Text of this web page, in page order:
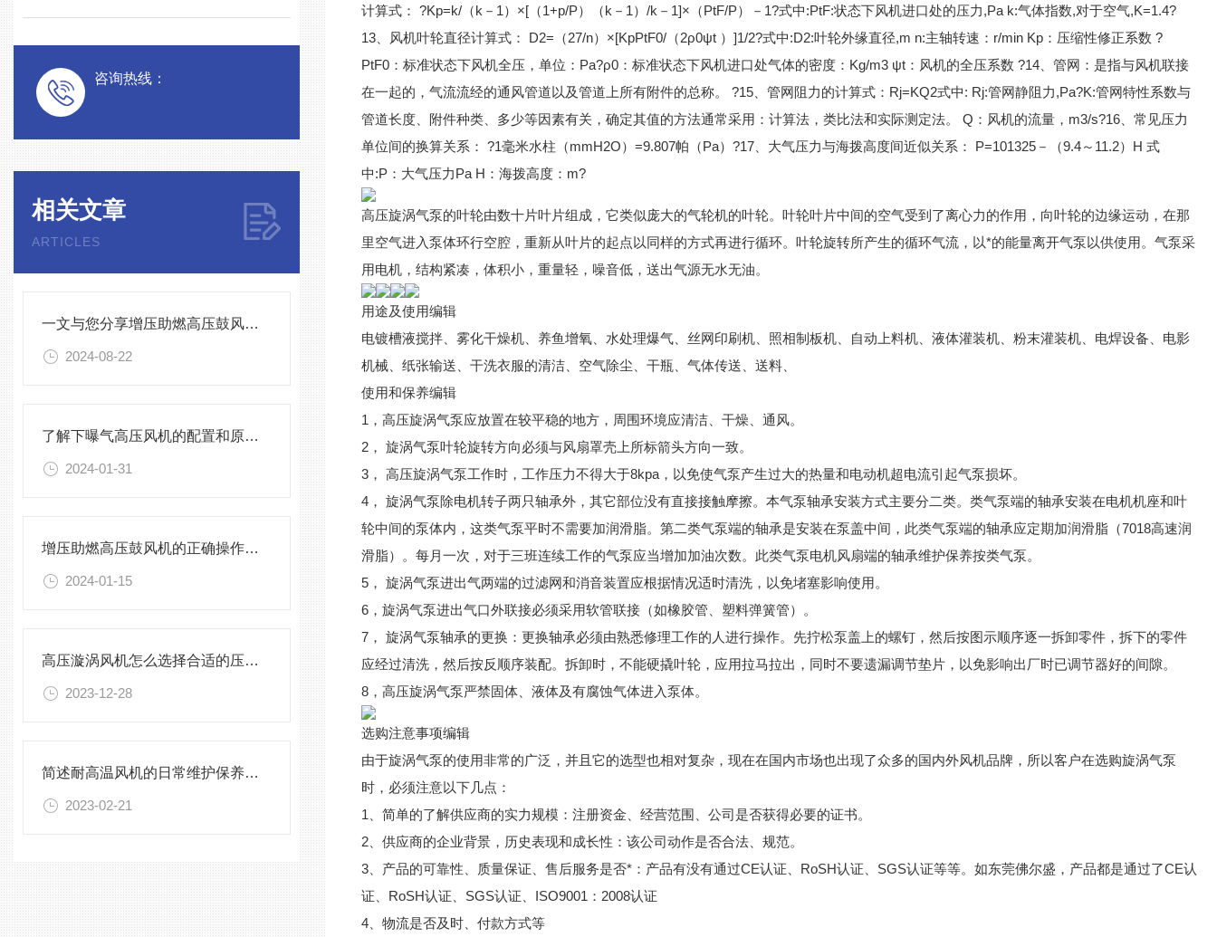
咨询热线：
相关文章
ARTICLES
一文与您分享增压助燃高压鼓风机的常见故障相应解决方法
2024-08-22
了解下曝气高压风机的配置和原理吧
2024-01-31
增压助燃高压鼓风机的正确操作指导原则介绍
2024-01-15
高压漩涡风机怎么选择合适的压力流量？
2023-12-28
简述耐高温风机的日常维护保养方法
2023-02-21
计算式： ?Kp=k/（k－1）×[（1+p/P）（k－1）/k－1]×（PtF/P）－1?式中:PtF:状态下风机进口处的压力,Pa k:气体指数,对于空气,K=1.4?
13、风机叶轮直径计算式： D2=（27/n）×[KpPtF0/（2ρ0ψt ）]1/2?式中:D2:叶轮外缘直径,m n:主轴转速：r/min Kp：压缩性修正系数 ?
PtF0：标准状态下风机全压，单位：Pa?ρ0：标准状态下风机进口处气体的密度：Kg/m3 ψt：风机的全压系数 ?14、管网：是指与风机联接
在一起的，气流流经的通风管道以及管道上所有附件的总称。 ?15、管网阻力的计算式：Rj=KQ2式中: Rj:管网静阻力,Pa?K:管网特性系数与
管道长度、附件种类、多少等因素有关，确定其值的方法通常采用：计算法，类比法和实际测定法。 Q：风机的流量，m3/s?16、常见压力
单位间的换算关系： ?1毫米水柱（mmH2O）=9.807帕（Pa）?17、大气压力与海拨高度间近似关系： P=101325－（9.4～11.2）H 式
中:P：大气压力Pa H：海拨高度：m?
高压旋涡气泵的叶轮由数十片叶片组成，它类似庞大的气轮机的叶轮。叶轮叶片中间的空气受到了离心力的作用，向叶轮的边缘运动，在那
里空气进入泵体环行空腔，重新从叶片的起点以同样的方式再进行循环。叶轮旋转所产生的循环气流，以*的能量离开气泵以供使用。气泵采
用电机，结构紧凑，体积小，重量轻，噪音低，送出气源无水无油。
用途及使用编辑
电镀槽液搅拌、雾化干燥机、养鱼增氧、水处理爆气、丝网印刷机、照相制板机、自动上料机、液体灌装机、粉末灌装机、电焊设备、电影
机械、纸张输送、干洗衣服的清洁、空气除尘、干瓶、气体传送、送料、
使用和保养编辑
1，高压旋涡气泵应放置在较平稳的地方，周围环境应清洁、干燥、通风。
2， 旋涡气泵叶轮旋转方向必须与风扇罩壳上所标箭头方向一致。
3， 高压旋涡气泵工作时，工作压力不得大于8kpa，以免使气泵产生过大的热量和电动机超电流引起气泵损坏。
4， 旋涡气泵除电机转子两只轴承外，其它部位没有直接接触摩擦。本气泵轴承安装方式主要分二类。类气泵端的轴承安装在电机机座和叶
轮中间的泵体内，这类气泵平时不需要加润滑脂。第二类气泵端的轴承是安装在泵盖中间，此类气泵端的轴承应定期加润滑脂（7018高速润
滑脂）。每月一次，对于三班连续工作的气泵应当增加加油次数。此类气泵电机风扇端的轴承维护保养按类气泵。
5， 旋涡气泵进出气两端的过滤网和消音装置应根据情况适时清洗，以免堵塞影响使用。
6，旋涡气泵进出气口外联接必须采用软管联接（如橡胶管、塑料弹簧管）。
7， 旋涡气泵轴承的更换：更换轴承必须由熟悉修理工作的人进行操作。先拧松泵盖上的螺钉，然后按图示顺序逐一拆卸零件，拆下的零件
应经过清洗，然后按反顺序装配。拆卸时，不能硬撬叶轮，应用拉马拉出，同时不要遗漏调节垫片，以免影响出厂时已调节器好的间隙。
8，高压旋涡气泵严禁固体、液体及有腐蚀气体进入泵体。
选购注意事项编辑
由于旋涡气泵的使用非常的广泛，并且它的选型也相对复杂，现在在国内市场也出现了众多的国内外风机品牌，所以客户在选购旋涡气泵
时，必须注意以下几点：
1、简单的了解供应商的实力规模：注册资金、经营范围、公司是否获得必要的证书。
2、供应商的企业背景，历史表现和成长性：该公司动作是否合法、规范。
3、产品的可靠性、质量保证、售后服务是否*：产品有没有通过CE认证、RoSH认证、SGS认证等等。如东莞佛尔盛，产品都是通过了CE认
证、RoSH认证、SGS认证、ISO9001：2008认证
4、物流是否及时、付款方式等